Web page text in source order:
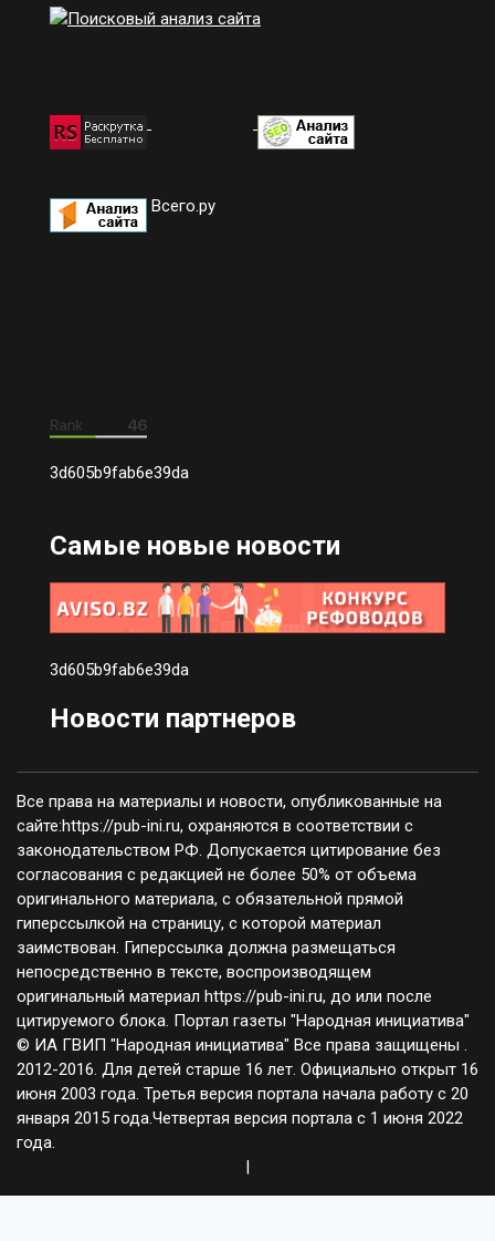
Всего.ру
3d605b9fab6e39da
Самые новые новости
3d605b9fab6e39da
Новости партнеров
Все права на материалы и новости, опубликованные на
сайте:https://pub-ini.ru, охраняются в соответствии с
законодательством РФ. Допускается цитирование без
согласования с редакцией не более 50% от объема
оригинального материала, с обязательной прямой
гиперссылкой на страницу, с которой материал
заимствован. Гиперссылка должна размещаться
непосредственно в тексте, воспроизводящем
оригинальный материал https://pub-ini.ru, до или после
цитируемого блока. Портал газеты "Народная инициатива"
© ИА ГВИП "Народная инициатива" Все права защищены .
2012-2016. Для детей старше 16 лет. Официально открыт 16
июня 2003 года. Третья версия портала начала работу с 20
января 2015 года.Четвертая версия портала с 1 июня 2022
года.